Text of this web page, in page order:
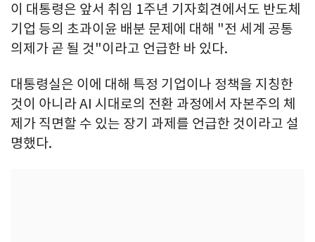
이 대통령은 앞서 취임 1주년 기자회견에서도 반도체
기업 등의 초과이윤 배분 문제에 대해 "전 세계 공통
의제가 곧 될 것"이라고 언급한 바 있다.
대통령실은 이에 대해 특정 기업이나 정책을 지칭한
것이 아니라 AI 시대로의 전환 과정에서 자본주의 체
제가 직면할 수 있는 장기 과제를 언급한 것이라고 설
명했다.